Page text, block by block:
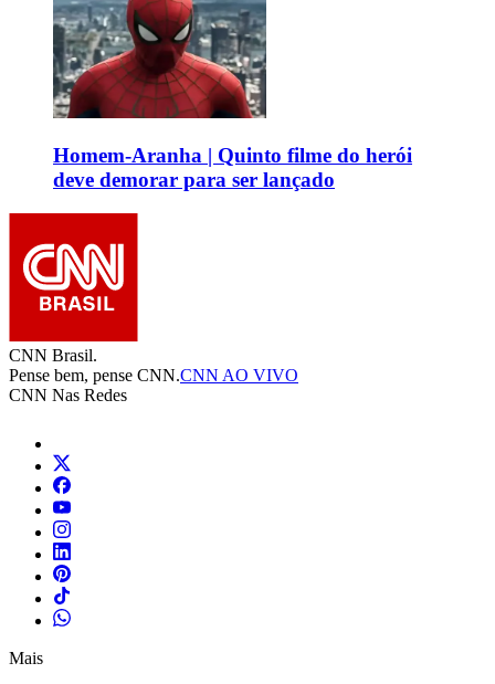
Homem-Aranha | Quinto filme do herói
deve demorar para ser lançado
CNN Brasil.
Pense bem, pense CNN.CNN AO VIVO
CNN Nas Redes
Mais